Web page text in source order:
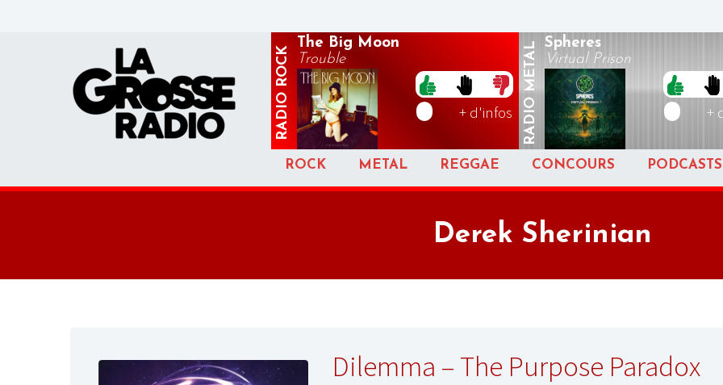
RADIO
ROCK
The Big Moon
Trouble
+ d'infos RADIO
METAL Spheres
Virtual Prison
+
ROCK METAL REGGAE CONCOURS PODCASTS
Derek Sherinian
Dilemma – The Purpose Paradox